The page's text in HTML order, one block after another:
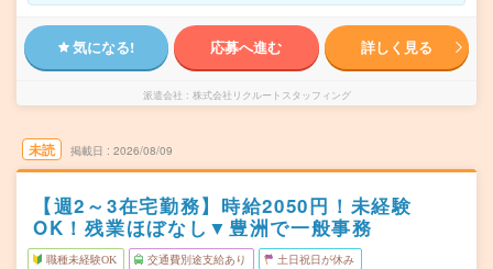
気になる! 応募へ進む 詳しく見る
派遣会社 株式会社リクルートスタッフィング
未読 掲載日 2026/08/09
【週2～3在宅勤務】時給2050円！未経験
OK！残業ほぼなし▼豊洲で一般事務
職種未経験OK 交通費別途支給あり 土日祝日が休み